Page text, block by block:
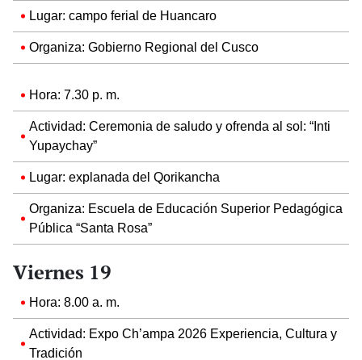
Lugar: campo ferial de Huancaro
Organiza: Gobierno Regional del Cusco
Hora: 7.30 p. m.
Actividad: Ceremonia de saludo y ofrenda al sol: “Inti
Yupaychay”
Lugar: explanada del Qorikancha
Organiza: Escuela de Educación Superior Pedagógica
Pública “Santa Rosa”
Viernes 19
Hora: 8.00 a. m.
Actividad: Expo Ch’ampa 2026 Experiencia, Cultura y
Tradición